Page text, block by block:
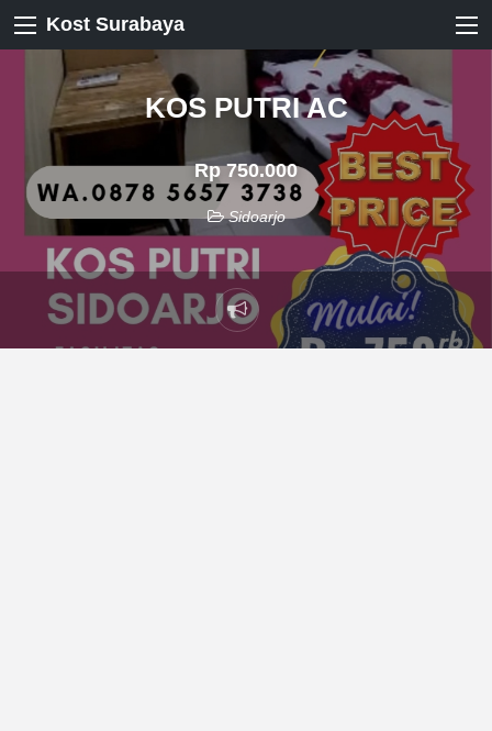
Kost Surabaya
KOS PUTRI AC
Rp 750.000
Sidoarjo
Laporkan
masalah